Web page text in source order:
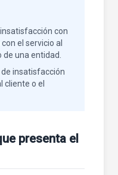
con
el servicio al
una entidad.
insatisfacción
cliente o el
presenta el